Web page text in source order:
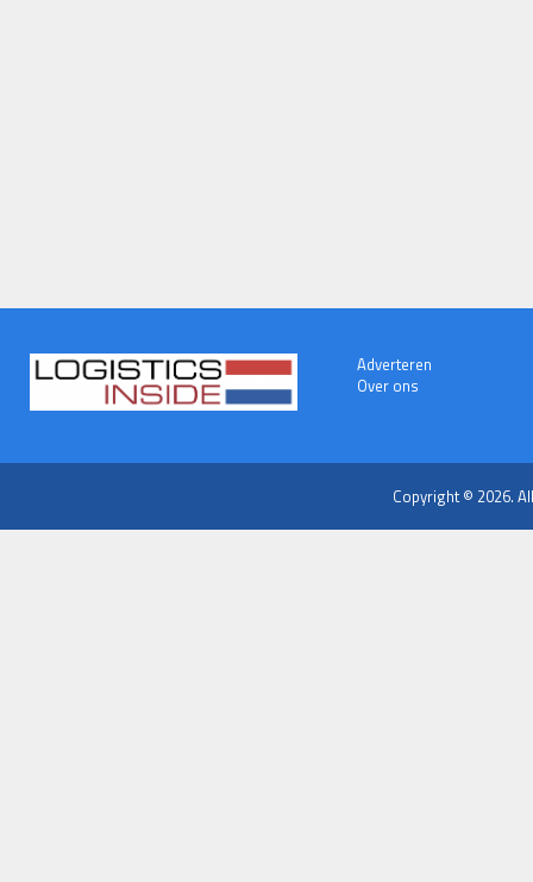
Adverteren
Over ons
Copyright © 2026.